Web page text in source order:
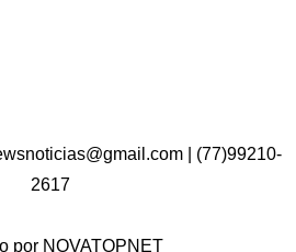
| (77)99210-
2617
por NOVATOPNET